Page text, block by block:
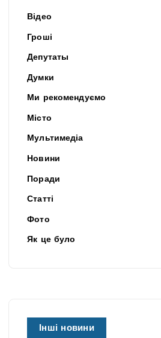
Відео
Гроші
Депутаты
Думки
Ми рекомендуємо
Місто
Мультимедіа
Новини
Поради
Статті
Фото
Як це було
Інші новини